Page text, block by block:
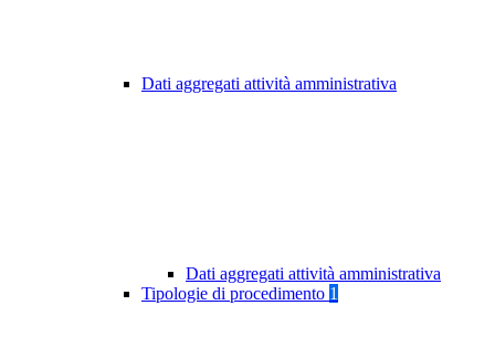
Dati aggregati attività amministrativa
Dati aggregati attività amministrativa
Tipologie di procedimento 1